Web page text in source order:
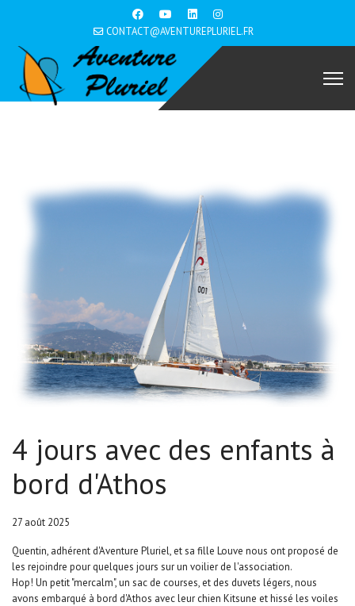
CONTACT@AVENTUREPLURIEL.FR
4 jours avec des enfants à
bord d'Athos
27 août 2025
Quentin, adhérent d'Aventure Pluriel, et sa fille Louve nous ont proposé de
les rejoindre pour quelques jours sur un voilier de l'association.
Hop! Un petit "mercalm", un sac de courses, et des duvets légers, nous
avons embarqué à bord d'Athos avec leur chien Kitsune et hissé les voiles